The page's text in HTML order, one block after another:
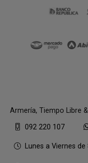
Armería, Tiempo Libre
092 220 107
Lunes a Viernes de